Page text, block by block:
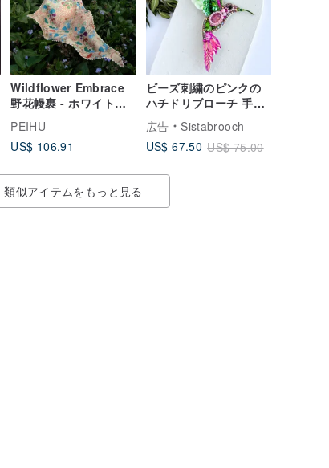
Wildflower Embrace
野花幔裹 - ホワイトエ
ルクスカーフ
PEIHU
US$ 106.91
ビーズ刺繍のピンクの
ハチドリブローチ 手作
り
広告
Sistabrooch
US$ 67.50 US$ 75.00
類似アイテムをもっと見る